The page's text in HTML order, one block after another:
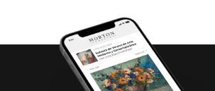
Ubicación: Planta Almoloya, Edomex.;
Observaciones: Unidad sin prueba
lo que no se garantiza su
diesel, con fuga de aceite, falta
portafiltros para aire; transmision